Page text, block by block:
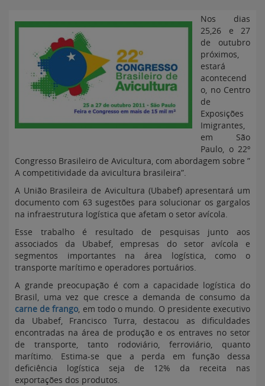
Nos dias
25,26 e 27
de outubro
próximos,
estará
acontecend
o, no Centro
de
Exposições
Imigrantes,
em São
Paulo, o 22º
Congresso Brasileiro de Avicultura, com abordagem sobre ”
A competitividade da avicultura brasileira”.
A União Brasileira de Avicultura (Ubabef) apresentará um
documento com 63 sugestões para solucionar os gargalos
na infraestrutura logística que afetam o setor avícola.
Esse trabalho é resultado de pesquisas junto aos
associados da Ubabef, empresas do setor avícola e
segmentos importantes na área logística, como o
transporte marítimo e operadores portuários.
A grande preocupação é com a capacidade logística do
Brasil, uma vez que cresce a demanda de consumo da
carne de frango, em todo o mundo. O presidente executivo
da Ubabef, Francisco Turra, destacou as dificuldades
encontradas na área de produção e os entraves no setor
de transporte, tanto rodoviário, ferroviário, quanto
marítimo. Estima-se que a perda em função dessa
deficiência logística seja de 12% da receita nas
exportações dos produtos.